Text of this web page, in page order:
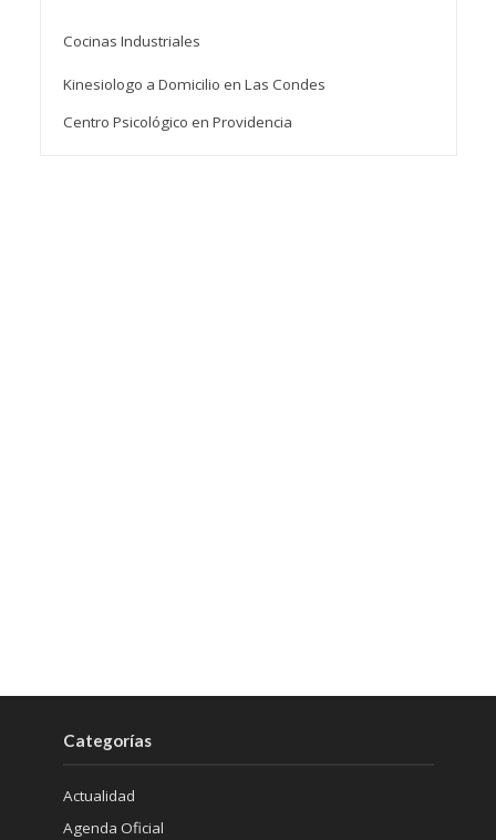
Cocinas Industriales
Kinesiologo a Domicilio en Las Condes
Centro Psicológico en Providencia
Categorías
Actualidad
Agenda Oficial